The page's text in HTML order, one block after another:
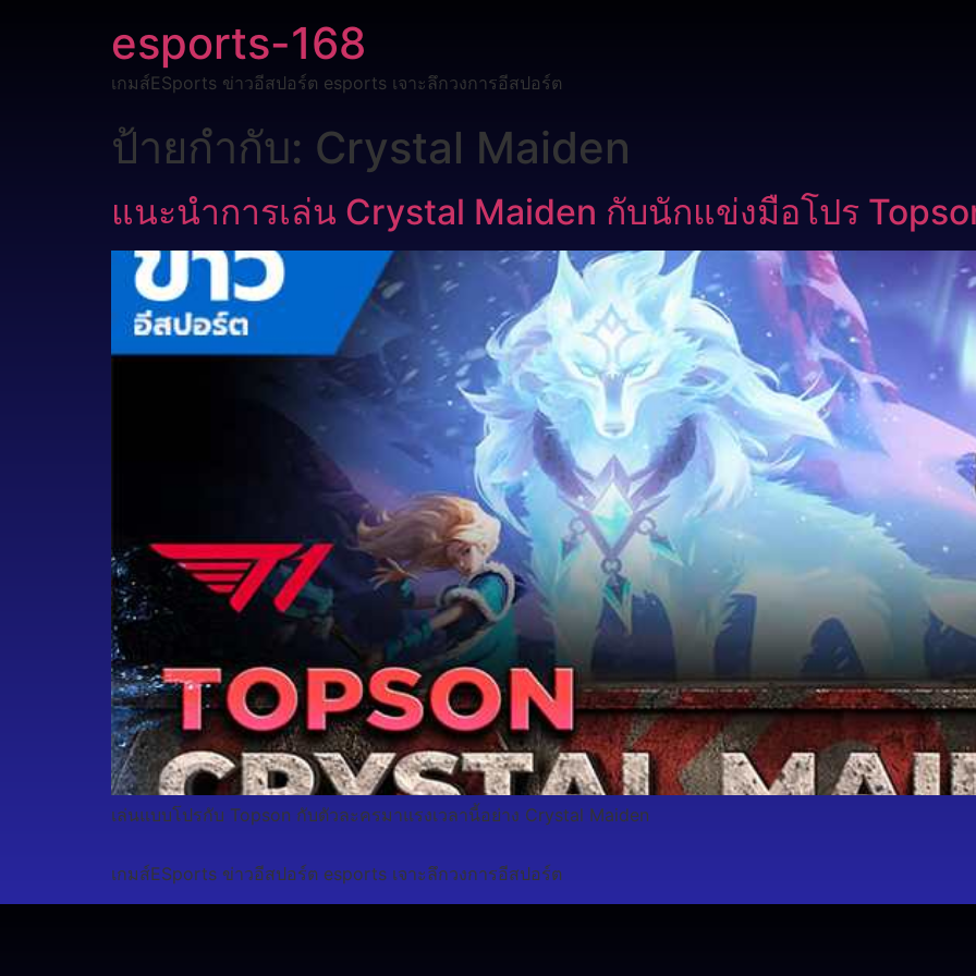
esports-168
เกมส์ESports ข่าวอีสปอร์ต esports เจาะลึกวงการอีสปอร์ต
ป้ายกำกับ: Crystal Maiden
แนะนำการเล่น Crystal Maiden กับนักแข่งมือโปร
เล่นแบบโปรกับ Topson กับตัวละครมาแรงเวลานี้อย่าง Crystal Maiden
เกมส์ESports ข่าวอีสปอร์ต esports เจาะลึกวงการอีสปอร์ต